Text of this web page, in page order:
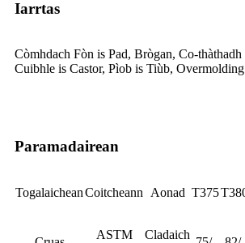
Iarrtas
Còmhdach Fòn is Pad, Brògan, Co-thàthadh
Cuibhle is Castor, Pìob is Tiùb, Overmolding
Paramadairean
TogalaicheanCoitcheann Aonad T375
ASTM
Cladaich